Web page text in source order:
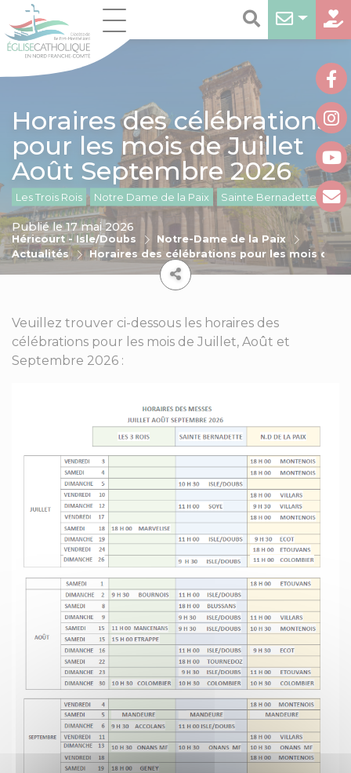
Horaires des célébrations
pour les mois de Juillet
Août Septembre 2026
Les Trois Rois Notre Dame de la Paix Sainte Bernadette
Héricourt - Isle/Doubs
Notre-Dame de la Paix
Actualités
Horaires des célébrations pour les mois de
Publié le 17 mai 2026
Veuillez trouver ci-dessous les horaires des
célébrations pour les mois de Juillet, Août et
Septembre 2026 :